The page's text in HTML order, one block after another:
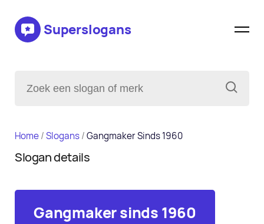
Superslogans
Home/Slogans/Gangmaker Sinds 1960
Slogan details
Gangmaker sinds 1960